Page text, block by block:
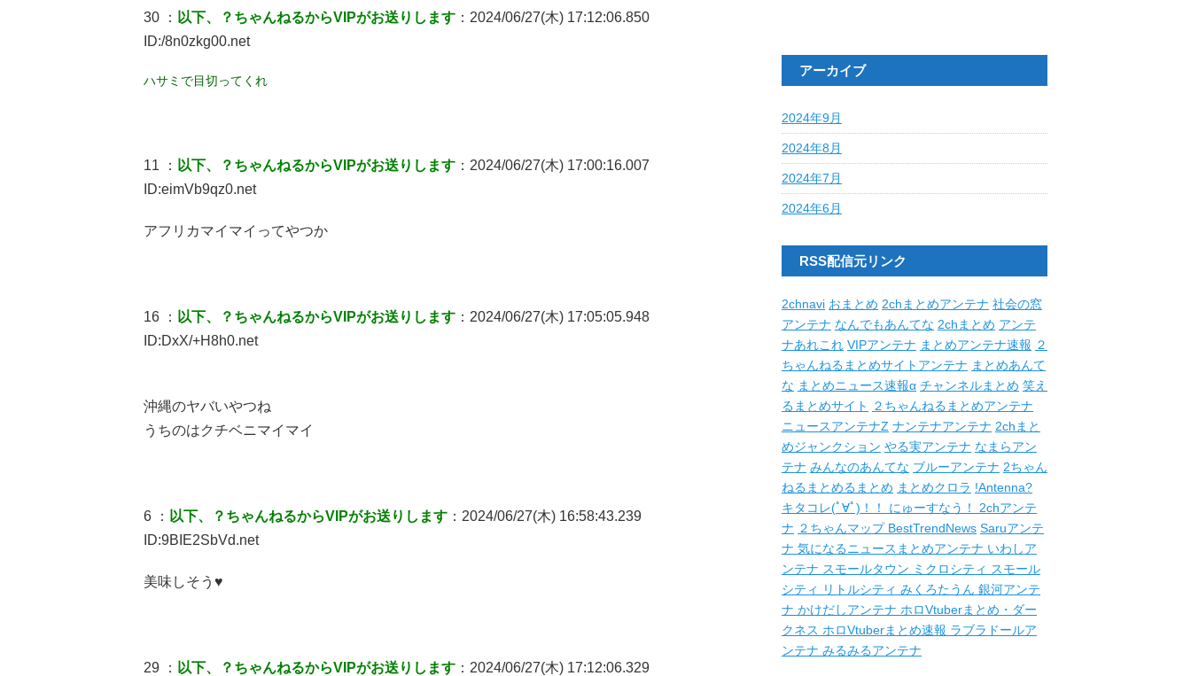
30 ： 以下、？ちゃんねるからVIPがお送りします ：2024/06/27(木) 17:12:06.850
ID:/8n0zkg00.net
ハサミで目切ってくれ
11 ： 以下、？ちゃんねるからVIPがお送りします ：2024/06/27(木) 17:00:16.007
ID:eimVb9qz0.net
アフリカマイマイってやつか
16 ： 以下、？ちゃんねるからVIPがお送りします ：2024/06/27(木) 17:05:05.948
ID:DxX/+H8h0.net
沖縄のヤバいやつね
うちのはクチベニマイマイ
6 ： 以下、？ちゃんねるからVIPがお送りします ：2024/06/27(木) 16:58:43.239
ID:9BIE2SbVd.net
美味しそう♥
29 ： 以下、？ちゃんねるからVIPがお送りします ：2024/06/27(木) 17:12:06.329
アーカイブ
2024年9月
2024年8月
2024年7月
2024年6月
RSS配信元リンク
2chnavi おまとめ 2chまとめアンテナ 社会の窓
アンテナ なんでもあんてな 2chまとめ アンテ
ナあれこれ VIPアンテナ まとめアンテナ速報 ２
ちゃんねるまとめサイトアンテナ まとめあんて
な まとめニュース速報α チャンネルまとめ 笑え
るまとめサイト
２ちゃんねるまとめアンテナ
ニュースアンテナZ ナンテナアンテナ 2chまと
めジャンクション やる実アンテナ なまらアン
テナ みんなのあんてな ブルーアンテナ 2ちゃん
ねるまとめるまとめ まとめクロラ !Antenna?
キタコレ(ﾟ∀ﾟ)！！ にゅーすなう！ 2chアンテ
ナ ２ちゃんマップ BestTrendNews Saruアンテ
ナ 気になるニュースまとめアンテナ いわしア
ンテナ スモールタウン ミクロシティ スモール
シティ
リトルシティ みくろたうん 銀河アンテ
ナ かけだしアンテナ ホロVtuberまとめ・ダー
クネス ホロVtuberまとめ速報 ラブラドールア
ンテナ みるみるアンテナ